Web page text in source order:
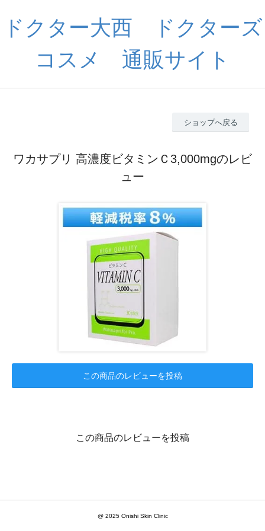
ドクター大西 ドクターズ
コスメ 通販サイト
ショップへ戻る
ワカサプリ 高濃度ビタミンＣ3,000mgのレビ
ュー
この商品のレビューを投稿
この商品のレビューを投稿
@ 2025 Onishi Skin Clinic